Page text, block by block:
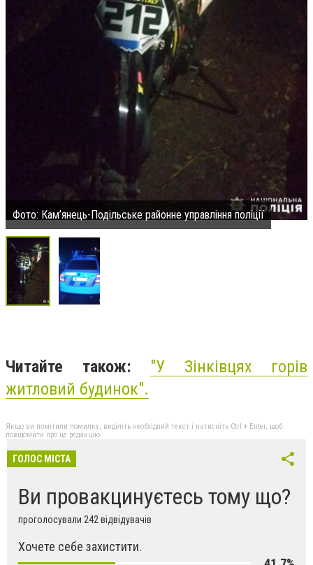
Фото: Кам’янець-Подільське районне управління поліції
Читайте також: "У Зінківцях горів
житловий будинок".
Якщо ви помітили помилку, виділіть необхідний текст і натисніть Ctrl + Enter, щоб
повідомити про це редакцію
ГОЛОС МІСТА
Ви провакцинуєтесь тому що?
проголосували 242 відвідувачів
Хочете себе захистити.